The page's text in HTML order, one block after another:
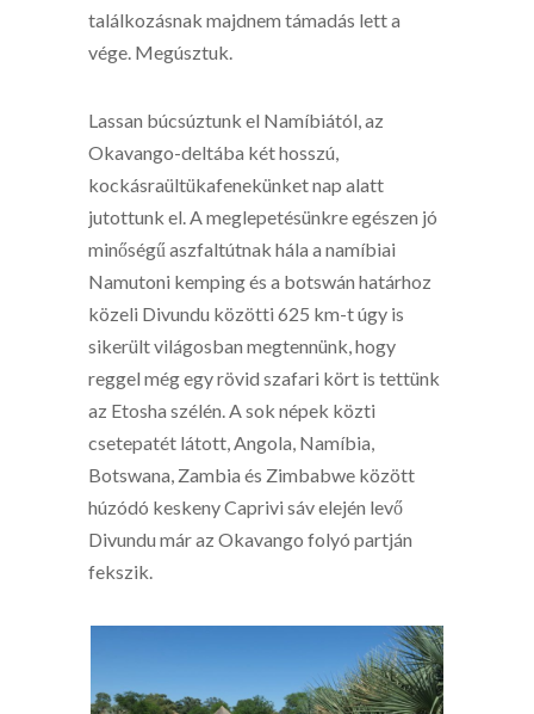
találkozásnak majdnem támadás lett a
vége. Megúsztuk.
Lassan búcsúztunk el Namíbiától, az
Okavango-deltába két hosszú,
kockásraültükafenekünket nap alatt
jutottunk el. A meglepetésünkre egészen jó
minőségű aszfaltútnak hála a namíbiai
Namutoni kemping és a botswán határhoz
közeli Divundu közötti 625 km-t úgy is
sikerült világosban megtennünk, hogy
reggel még egy rövid szafari kört is tettünk
az Etosha szélén. A sok népek közti
csetepatét látott, Angola, Namíbia,
Botswana, Zambia és Zimbabwe között
húzódó keskeny Caprivi sáv elején levő
Divundu már az Okavango folyó partján
fekszik.